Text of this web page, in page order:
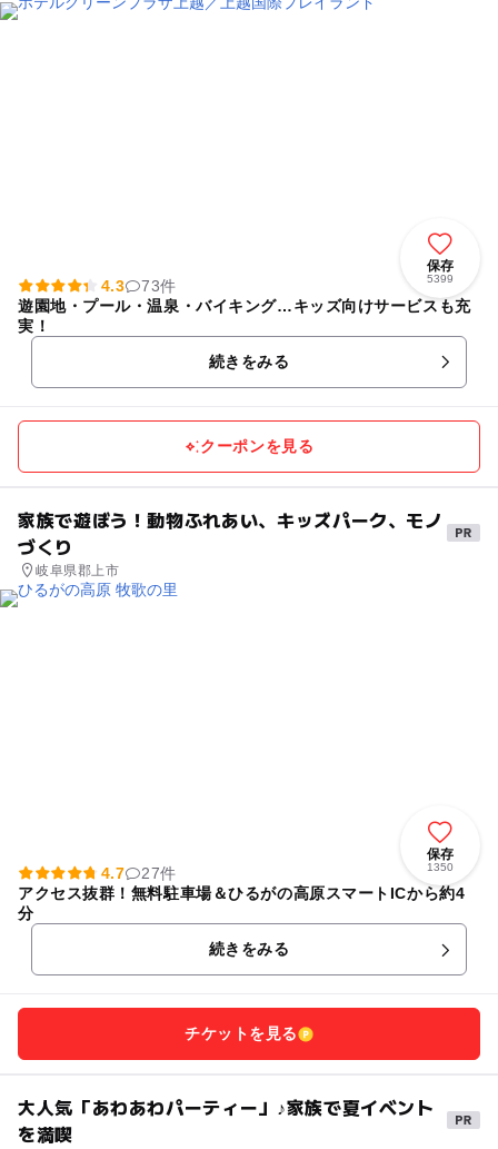
保存
5399
4.3
73件
遊園地・プール・温泉・バイキング…キッズ向けサービスも充
実！
続きをみる
クーポンを見る
家族で遊ぼう！動物ふれあい、キッズパーク、モノ
づくり
岐阜県郡上市
保存
1350
4.7
27件
アクセス抜群！無料駐車場＆ひるがの高原スマートICから約4
分
続きをみる
チケットを見る
大人気「あわあわパーティー」♪家族で夏イベント
を満喫